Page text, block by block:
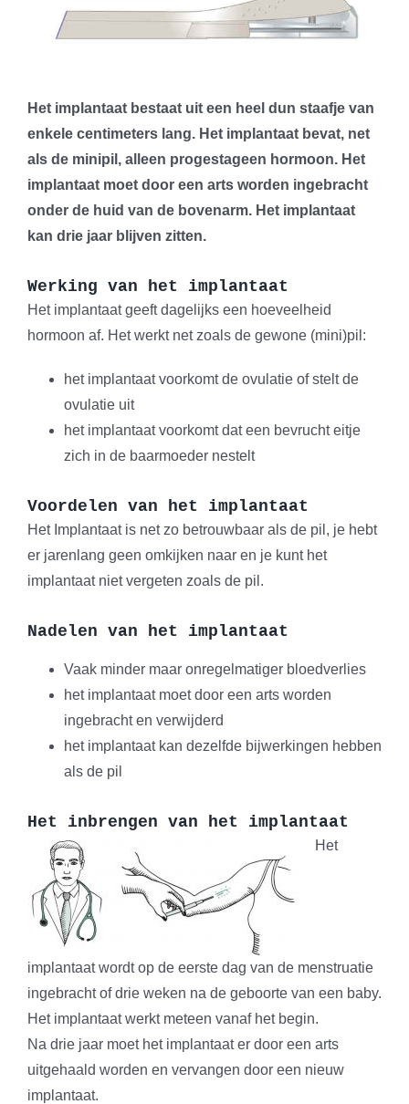
Het implantaat bestaat uit een heel dun staafje van
enkele centimeters lang. Het implantaat bevat, net
als de minipil, alleen progestageen hormoon. Het
implantaat moet door een arts worden ingebracht
onder de huid van de bovenarm. Het implantaat
kan drie jaar blijven zitten.
Werking van het implantaat
Het implantaat geeft dagelijks een hoeveelheid
hormoon af. Het werkt net zoals de gewone (mini)pil:
het implantaat voorkomt de ovulatie of stelt de
ovulatie uit
het implantaat voorkomt dat een bevrucht eitje
zich in de baarmoeder nestelt
Voordelen van het implantaat
Het Implantaat is net zo betrouwbaar als de pil, je hebt
er jarenlang geen omkijken naar en je kunt het
implantaat niet vergeten zoals de pil.
Nadelen van het implantaat
Vaak minder maar onregelmatiger bloedverlies
het implantaat moet door een arts worden
ingebracht en verwijderd
het implantaat kan dezelfde bijwerkingen hebben
als de pil
Het inbrengen van het implantaat
Het
implantaat wordt op de eerste dag van de menstruatie
ingebracht of drie weken na de geboorte van een baby.
Het implantaat werkt meteen vanaf het begin.
Na drie jaar moet het implantaat er door een arts
uitgehaald worden en vervangen door een nieuw
implantaat.